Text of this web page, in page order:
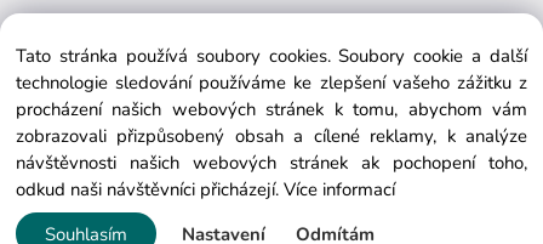
© Copyright © 2025 nedes.cz, All rights reserved
Tato stránka používá soubory cookies. Soubory cookie a další
technologie sledování používáme ke zlepšení vašeho zážitku z
procházení našich webových stránek k tomu, abychom vám
zobrazovali přizpůsobený obsah a cílené reklamy, k analýze
návštěvnosti našich webových stránek ak pochopení toho,
odkud naši návštěvníci přicházejí. Více informací
Souhlasím
Nastavení Odmítám